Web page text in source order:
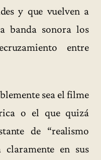
y que vuelven a
banda sonora los
entre
sea el filme
o el que quizá
de “realismo
claramente en sus